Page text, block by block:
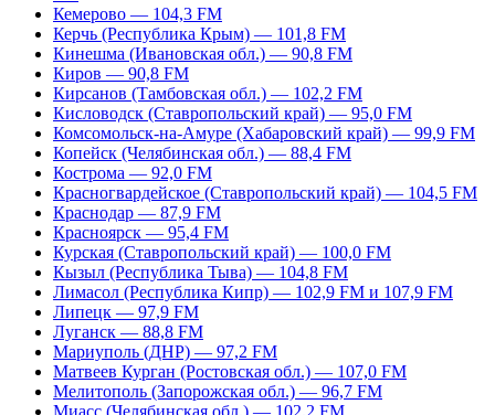
Кемерово — 104,3 FM
Керчь (Республика Крым) — 101,8 FM
Кинешма (Ивановская обл.) — 90,8 FM
Киров — 90,8 FM
Кирсанов (Тамбовская обл.) — 102,2 FM
Кисловодск (Ставропольский край) — 95,0 FM
Комсомольск-на-Амуре (Хабаровский край) — 99,9 FM
Копейск (Челябинская обл.) — 88,4 FM
Кострома — 92,0 FM
Красногвардейское (Ставропольский край) — 104,5 FM
Краснодар — 87,9 FM
Красноярск — 95,4 FM
Курская (Ставропольский край) — 100,0 FM
Кызыл (Республика Тыва) — 104,8 FM
Лимасол (Республика Кипр) — 102,9 FM и 107,9 FM
Липецк — 97,9 FM
Луганск — 88,8 FM
Мариуполь (ДНР) — 97,2 FM
Матвеев Курган (Ростовская обл.) — 107,0 FM
Мелитополь (Запорожская обл.) — 96,7 FM
Миасс (Челябинская обл.) — 102,2 FM